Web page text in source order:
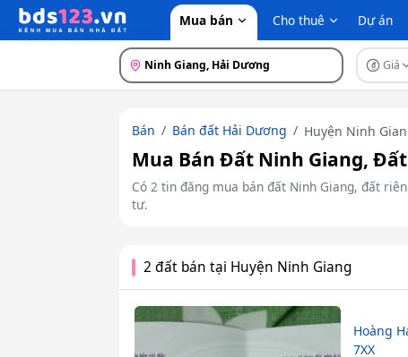
Mua bán Cho thuê Dự án
Ninh Giang, Hải Dương Giá
Bán Bán đất Hải Dương Huyện Ninh
Mua Bán Đất Ninh Giang, Đất
Có 2 tin đăng mua bán đất Ninh Giang, đất
tư.
2 đất bán tại Huyện Ninh Giang
Hoàng
7XX